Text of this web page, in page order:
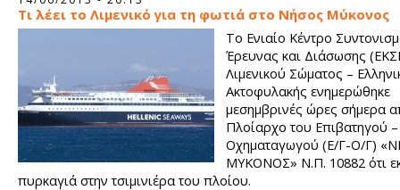
Τι λέει το Λιμενικό για τη φωτιά στο Νήσος Μύκονος
Το Ενιαίο Κέντρο
Έρευνας και Διάσωσης
Λιμενικού Σώματος –
Ακτοφυλακής ενημερώθηκε
μεσημβρινές ώρες σήμερα
Πλοίαρχο του Επιβατηγού –
Οχηματαγωγού (Ε/Γ-Ο/Γ)
ΜΥΚΟΝΟΣ» Ν.Π. 10882 ότι
πυρκαγιά στην τσιμινιέρα του πλοίου.